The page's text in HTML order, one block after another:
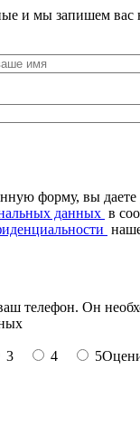
и мы запишем вас
форму, вы даете
данных в
телефон. Он
3 4 5